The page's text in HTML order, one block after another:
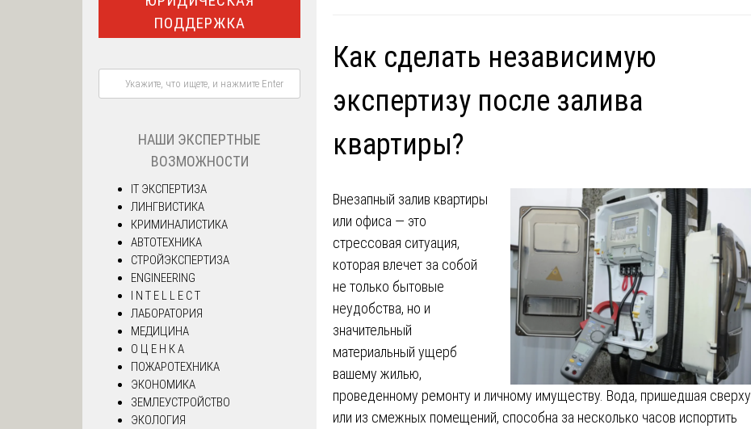
Как сделать независимую
экспертизу после залива
квартиры?
Внезапный залив квартиры
или офиса — это
стрессовая ситуация,
которая влечет за собой
не только бытовые
неудобства, но и
значительный
материальный ущерб
вашему жилью,
проведенному ремонту и личному имуществу. Вода, пришедшая сверху
или из смежных помещений, способна за несколько часов испортить
ПОДДЕРЖКА
НАШИ ЭКСПЕРТНЫЕ
ВОЗМОЖНОСТИ
IT ЭКСПЕРТИЗА
ЛИНГВИСТИКА
КРИМИНАЛИСТИКА
АВТОТЕХНИКА
СТРОЙЭКСПЕРТИЗА
ENGINEERING
I N T E L L E C T
ЛАБОРАТОРИЯ
МЕДИЦИНА
О Ц Е Н К А
ПОЖАРОТЕХНИКА
ЭКОНОМИКА
ЗЕМЛЕУСТРОЙСТВО
ЭКОЛОГИЯ